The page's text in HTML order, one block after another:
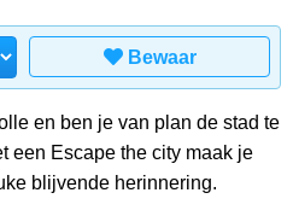
Bewaar
en ben je van plan de stad te
een Escape the city maak je
blijvende herinnering.